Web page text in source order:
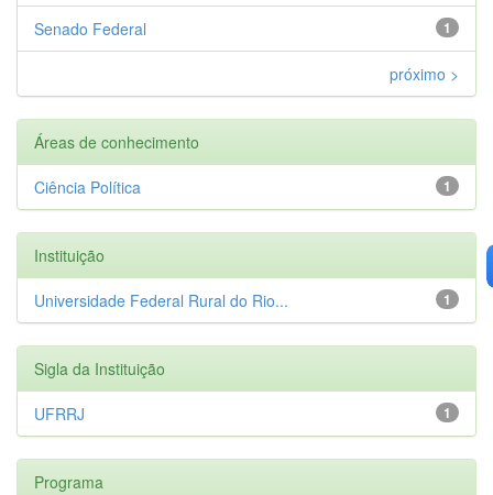
1
Senado Federal
próximo >
Áreas de conhecimento
1
Ciência Política
Instituição
1
Universidade Federal Rural do Rio...
Sigla da Instituição
1
UFRRJ
Programa